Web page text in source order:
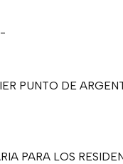
PUNTO DE
PARA LOS